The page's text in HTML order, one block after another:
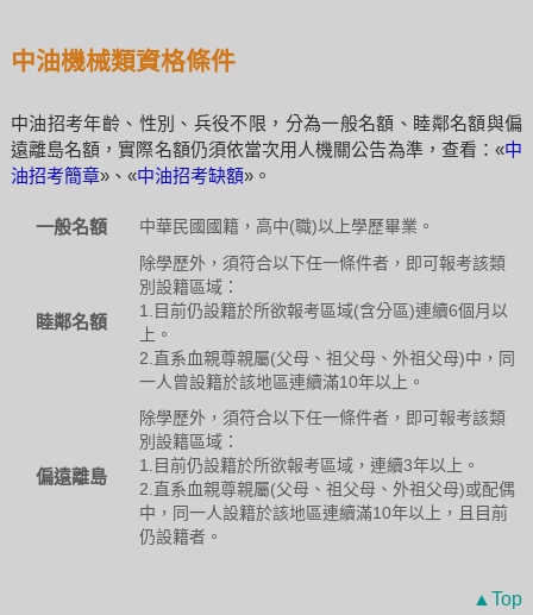
中油機械類資格條件
中油招考年齡、性別、兵役不限，分為一般名額、睦鄰名額與偏
遠離島名額，實際名額仍須依當次用人機關公告為準，查看：«中
油招考簡章»、«中油招考缺額»。
一般名額 中華民國國籍，高中(職)以上學歷畢業。
睦鄰名額
除學歷外，須符合以下任一條件者，即可報考該類
別設籍區域：
1.目前仍設籍於所欲報考區域(含分區)連續6個月以
上。
2.直系血親尊親屬(父母、祖父母、外祖父母)中，同
一人曾設籍於該地區連續滿10年以上。
偏遠離島
除學歷外，須符合以下任一條件者，即可報考該類
別設籍區域：
1.目前仍設籍於所欲報考區域，連續3年以上。
2.直系血親尊親屬(父母、祖父母、外祖父母)或配偶
中，同一人設籍於該地區連續滿10年以上，且目前
仍設籍者。
▲Top